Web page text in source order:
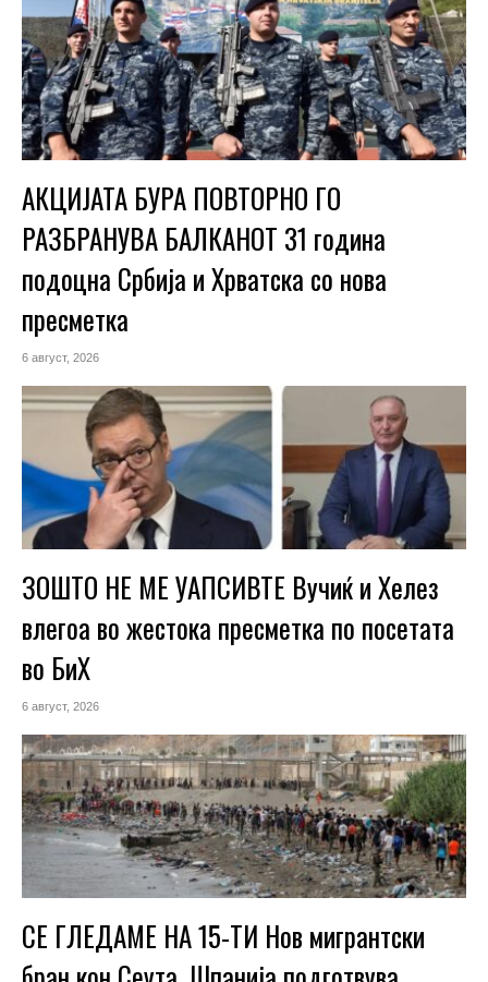
АКЦИЈАТА БУРА ПОВТОРНО ГО
РАЗБРАНУВА БАЛКАНОТ 31 година
подоцна Србија и Хрватска со нова
пресметка
6 август, 2026
ЗОШТО НЕ МЕ УАПСИВТЕ Вучиќ и Хелез
влегоа во жестока пресметка по посетата
во БиХ
6 август, 2026
СЕ ГЛЕДАМЕ НА 15-ТИ Нов мигрантски